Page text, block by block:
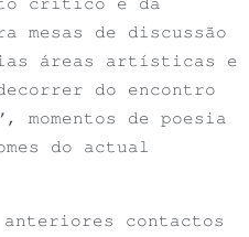
mesas de discussão
áreas artísticas e
do encontro
momentos de poesia
do actual
contactos